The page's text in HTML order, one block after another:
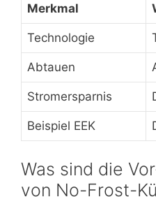
Merkmal
Technologie
Abtauen
Stromersparnis
Beispiel EEK
Was sind die
von No-Frost-